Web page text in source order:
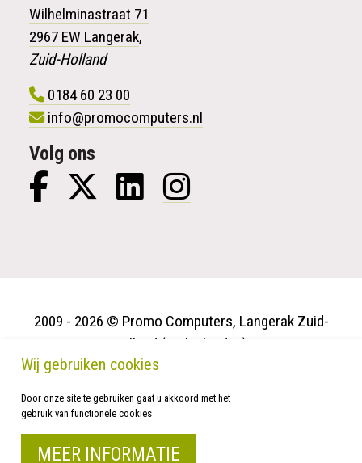
Wilhelminastraat 71
2967 EW Langerak,
Zuid-Holland
0184 60 23 00
info@promocomputers.nl
Volg ons
2009 - 2026 © Promo Computers, Langerak Zuid-
Holland (Molenlanden).
Privacy verklaring
Klachtenregeling
Algemene voorwaarden
Antivirus verlengen
Wij gebruiken cookies
Door onze site te gebruiken gaat u akkoord met het
gebruik van functionele cookies
MEER INFORMATIE